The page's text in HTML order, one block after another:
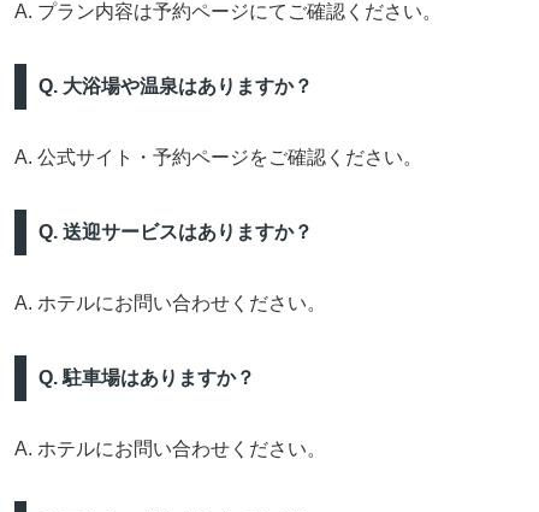
A. プラン内容は予約ページにてご確認ください。
Q. 大浴場や温泉はありますか？
A. 公式サイト・予約ページをご確認ください。
Q. 送迎サービスはありますか？
A. ホテルにお問い合わせください。
Q. 駐車場はありますか？
A. ホテルにお問い合わせください。